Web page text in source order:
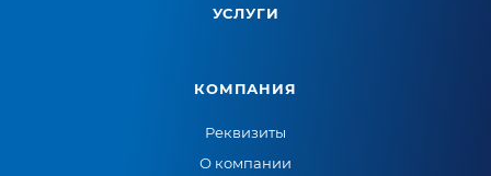
УСЛУГИ
КОМПАНИЯ
Реквизиты
О компании